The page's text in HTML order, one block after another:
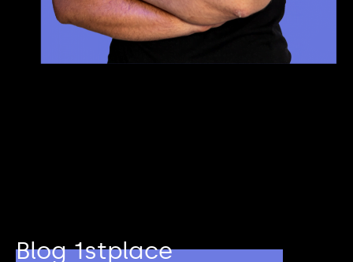
Blog 1stplace